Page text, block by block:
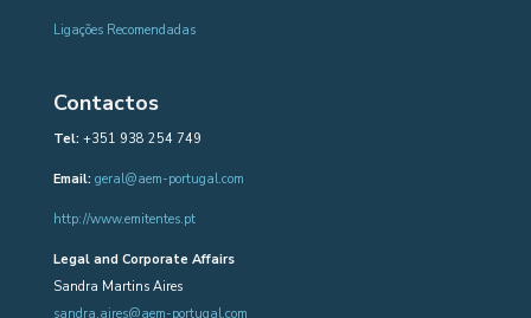
Ligações Recomendadas
Contactos
Tel:+351 938 254 749
Email: geral@aem-portugal.com
http://www.emitentes.pt
Legal and Corporate Affairs
Sandra Martins Aires
sandra.aires@aem-portugal.com